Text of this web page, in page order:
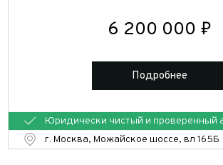
6 200 000 ₽
Подробнее
Юридически чистый и проверенный
г. Москва, Можайское шоссе, вл 165Б